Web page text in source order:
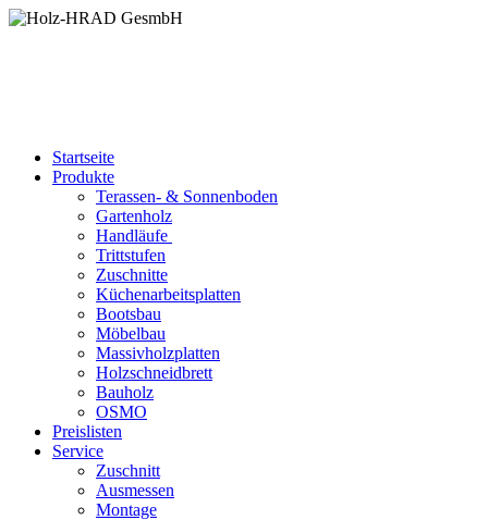
Startseite
Produkte
Terassen- & Sonnenboden
Gartenholz
Handläufe
Trittstufen
Zuschnitte
Küchenarbeitsplatten
Bootsbau
Möbelbau
Massivholzplatten
Holzschneidbrett
Bauholz
OSMO
Preislisten
Service
Zuschnitt
Ausmessen
Montage